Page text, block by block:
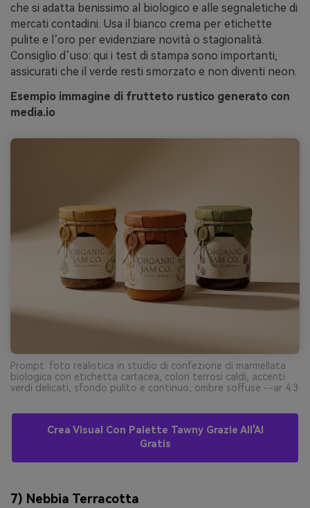
che si adatta benissimo al biologico e alle segnaletiche di
mercati contadini. Usa il bianco crema per etichette
pulite e l’oro per evidenziare novità o stagionalità.
Consiglio d’uso: qui i test di stampa sono importanti,
assicurati che il verde resti smorzato e non diventi neon.
Esempio immagine di frutteto rustico generato con
media.io
Prompt: foto realistica in studio di confezione di marmellata
biologica con etichetta cartacea, colori terrosi caldi, accenti
verdi delicati, sfondo pulito e continuo, ombre soffuse --ar 4:3
Crea Visual Con Palette Tawny Grazie All'AI
Gratis
7) Nebbia Terracotta